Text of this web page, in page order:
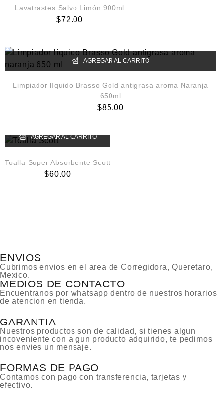
Lavatrastes Salvo Limón 900ml
$72.00
AGREGAR AL CARRITO
Limpiador líquido Brasso Gold antigrasa aroma Naranja
650ml
$85.00
AGREGAR AL CARRITO
Toalla Super Absorbente Scott
$60.00
ENVIOS
Cubrimos envios en el area de Corregidora, Queretaro,
Mexico.
MEDIOS DE CONTACTO
Encuentranos por whatsapp dentro de nuestros horarios
de atencion en tienda.
GARANTIA
Nuestros productos son de calidad, si tienes algun
incoveniente con algun producto adquirido, te pedimos
nos envies un mensaje.
FORMAS DE PAGO
Contamos con pago con transferencia, tarjetas y
efectivo.